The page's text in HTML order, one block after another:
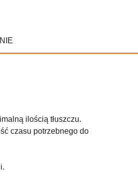
ilością tłuszczu.
czasu potrzebnego do